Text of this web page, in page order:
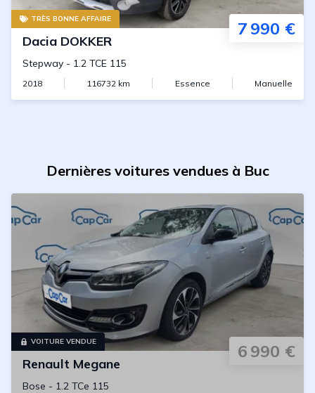
TRÈS BONNE AFFAIRE 7 990 €
Dacia DOKKER
Stepway - 1.2 TCE 115
2018 116732 km Essence Manuelle
Dernières voitures vendues à Buc
VOITURE VENDUE 6 990 €
Renault Megane
Bose - 1.2 TCe 115